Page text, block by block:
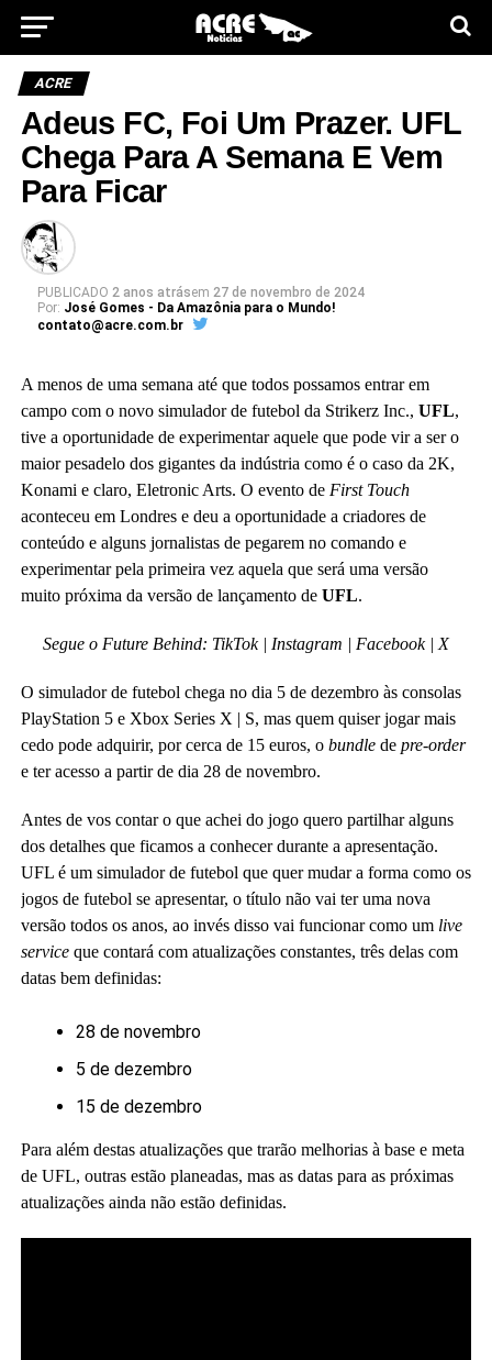
ACRE
Adeus FC, Foi Um Prazer. UFL
Chega Para A Semana E Vem
Para Ficar
PUBLICADO 2 anos atrásem 27 de novembro de 2024
Por: José Gomes - Da Amazônia para o Mundo!
contato@acre.com.br
A menos de uma semana até que todos possamos entrar em
campo com o novo simulador de futebol da Strikerz Inc., UFL,
tive a oportunidade de experimentar aquele que pode vir a ser o
maior pesadelo dos gigantes da indústria como é o caso da 2K,
Konami e claro, Eletronic Arts. O evento de First Touch
aconteceu em Londres e deu a oportunidade a criadores de
conteúdo e alguns jornalistas de pegarem no comando e
experimentar pela primeira vez aquela que será uma versão
muito próxima da versão de lançamento de UFL.
Segue o Future Behind: TikTok | Instagram | Facebook | X
O simulador de futebol chega no dia 5 de dezembro às consolas
PlayStation 5 e Xbox Series X | S, mas quem quiser jogar mais
cedo pode adquirir, por cerca de 15 euros, o bundle de pre-order
e ter acesso a partir de dia 28 de novembro.
Antes de vos contar o que achei do jogo quero partilhar alguns
dos detalhes que ficamos a conhecer durante a apresentação.
UFL é um simulador de futebol que quer mudar a forma como os
jogos de futebol se apresentar, o título não vai ter uma nova
versão todos os anos, ao invés disso vai funcionar como um live
service que contará com atualizações constantes, três delas com
datas bem definidas:
28 de novembro
5 de dezembro
15 de dezembro
Para além destas atualizações que trarão melhorias à base e meta
de UFL, outras estão planeadas, mas as datas para as próximas
atualizações ainda não estão definidas.